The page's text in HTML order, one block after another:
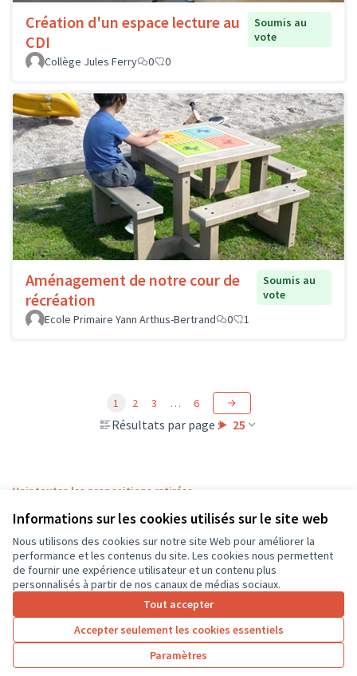
Informations sur les cookies utilisés sur le site web
Nous utilisons des cookies sur notre site Web pour améliorer la
performance et les contenus du site. Les cookies nous permettent
de fournir une expérience utilisateur et un contenu plus
personnalisés à partir de nos canaux de médias sociaux.
Tout accepter
Accepter seulement les cookies essentiels
Paramètres
Création d'un espace lecture au
CDI
Soumis au
vote
Collège Jules Ferry
0 0
Aménagement de notre cour de
récréation
Soumis au
vote
Ecole Primaire Yann Arthus-Bertrand
0 1
Résultats par page : 25
1 2 3 … 6
Voir toutes les propositions retirées
Conditions d'utilisation
Paramètres des cookies
CD37 sur X
(Lien externe)
CD37 sur Facebook
CD37 sur Instagram
CD37 sur YouTube
(Lien externe)
Site réalisé grâce aulogiciel libre Decidim .
Licence
(Lien